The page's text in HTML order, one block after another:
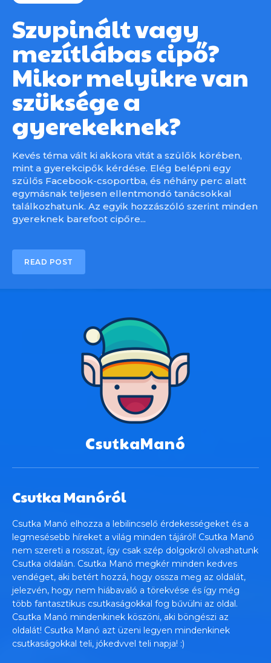
Szupinált vagy
mezítlábas cipő?
Mikor melyikre van
szüksége a
gyerekeknek?
Kevés téma vált ki akkora vitát a szülők körében,
mint a gyerekcipők kérdése. Elég belépni egy
szülős Facebook-csoportba, és néhány perc alatt
egymásnak teljesen ellentmondó tanácsokkal
találkozhatunk. Az egyik hozzászóló szerint minden
gyereknek barefoot cipőre...
READ POST
CsutkaManó
Csutka Manóról
Csutka Manó elhozza a lebilincselő érdekességeket és a
legmesésebb híreket a világ minden tájáról! Csutka Manó
nem szereti a rosszat, így csak szép dolgokról olvashatunk
Csutka oldalán. Csutka Manó megkér minden kedves
vendéget, aki betért hozzá, hogy ossza meg az oldalát,
jelezvén, hogy nem hiábavaló a törekvése és így még
több fantasztikus csutkaságokkal fog bűvülni az oldal.
Csutka Manó mindenkinek köszöni, aki böngészi az
oldalát! Csutka Manó azt üzeni legyen mindenkinek
csutkaságokkal teli, jókedvvel teli napja! :)